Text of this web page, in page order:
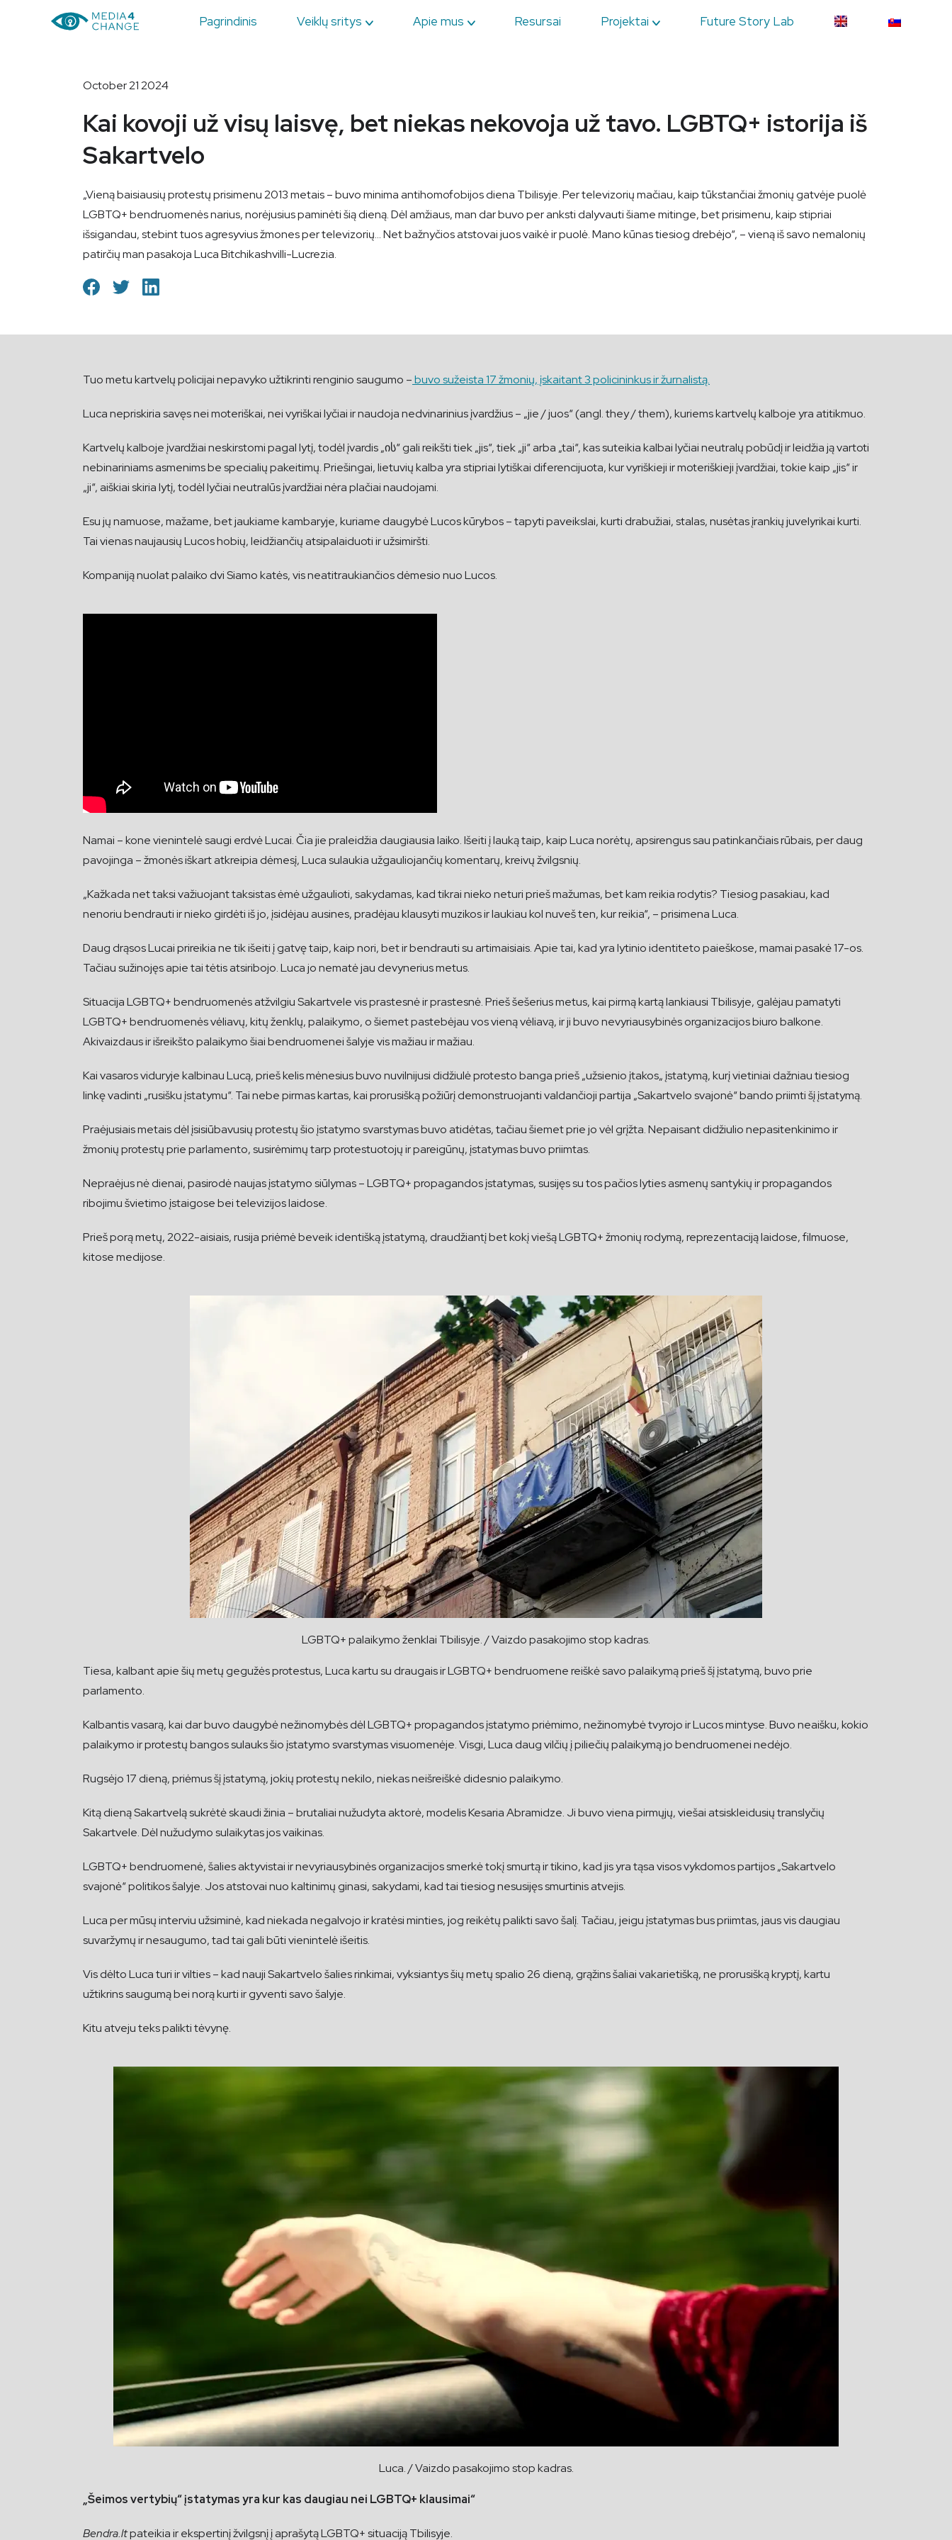
Pagrindinis Veiklų sritys Apie mus Resursai Projektai Future Story Lab
October 21 2024
Kai kovoji už visų laisvę, bet niekas nekovoja už tavo. LGBTQ+ istorija iš
Sakartvelo
„Vieną baisiausių protestų prisimenu 2013 metais – buvo minima antihomofobijos diena Tbilisyje. Per televizorių mačiau, kaip tūkstančiai žmonių gatvėje puolė
LGBTQ+ bendruomenės narius, norėjusius paminėti šią dieną. Dėl amžiaus, man dar buvo per anksti dalyvauti šiame mitinge, bet prisimenu, kaip stipriai
išsigandau, stebint tuos agresyvius žmones per televizorių... Net bažnyčios atstovai juos vaikė ir puolė. Mano kūnas tiesiog drebėjo“, – vieną iš savo nemalonių
patirčių man pasakoja Luca Bitchikashvilli-Lucrezia.
Tuo metu kartvelų policijai nepavyko užtikrinti renginio saugumo –buvo sužeista 17 žmonių, įskaitant 3 policininkus ir žurnalistą.
Luca nepriskiria savęs nei moteriškai, nei vyriškai lyčiai ir naudoja nedvinarinius įvardžius – „jie / juos“ (angl. they / them), kuriems kartvelų kalboje yra atitikmuo.
Kartvelų kalboje įvardžiai neskirstomi pagal lytį, todėl įvardis „ის“ gali reikšti tiek „jis“, tiek „ji“ arba „tai“, kas suteikia kalbai lyčiai neutralų pobūdį ir leidžia ją vartoti
nebinariniams asmenims be specialių pakeitimų. Priešingai, lietuvių kalba yra stipriai lytiškai diferencijuota, kur vyriškieji ir moteriškieji įvardžiai, tokie kaip „jis“ ir
„ji“, aiškiai skiria lytį, todėl lyčiai neutralūs įvardžiai nėra plačiai naudojami.
Esu jų namuose, mažame, bet jaukiame kambaryje, kuriame daugybė Lucos kūrybos – tapyti paveikslai, kurti drabužiai, stalas, nusėtas įrankių juvelyrikai kurti.
Tai vienas naujausių Lucos hobių, leidžiančių atsipalaiduoti ir užsimiršti.
Kompaniją nuolat palaiko dvi Siamo katės, vis neatitraukiančios dėmesio nuo Lucos.
Namai – kone vienintelė saugi erdvė Lucai. Čia jie praleidžia daugiausia laiko. Išeiti į lauką taip, kaip Luca norėtų, apsirengus sau patinkančiais rūbais, per daug
pavojinga – žmonės iškart atkreipia dėmesį, Luca sulaukia užgauliojančių komentarų, kreivų žvilgsnių.
„Kažkada net taksi važiuojant taksistas ėmė užgaulioti, sakydamas, kad tikrai nieko neturi prieš mažumas, bet kam reikia rodytis? Tiesiog pasakiau, kad
nenoriu bendrauti ir nieko girdėti iš jo, įsidėjau ausines, pradėjau klausyti muzikos ir laukiau kol nuveš ten, kur reikia“, – prisimena Luca.
Daug drąsos Lucai prireikia ne tik išeiti į gatvę taip, kaip nori, bet ir bendrauti su artimaisiais. Apie tai, kad yra lytinio identiteto paieškose, mamai pasakė 17-os.
Tačiau sužinojęs apie tai tėtis atsiribojo. Luca jo nematė jau devynerius metus.
Situacija LGBTQ+ bendruomenės atžvilgiu Sakartvele vis prastesnė ir prastesnė. Prieš šešerius metus, kai pirmą kartą lankiausi Tbilisyje, galėjau pamatyti
LGBTQ+ bendruomenės vėliavų, kitų ženklų, palaikymo, o šiemet pastebėjau vos vieną vėliavą, ir ji buvo nevyriausybinės organizacijos biuro balkone.
Akivaizdaus ir išreikšto palaikymo šiai bendruomenei šalyje vis mažiau ir mažiau.
Kai vasaros viduryje kalbinau Lucą, prieš kelis mėnesius buvo nuvilnijusi didžiulė protesto banga prieš „užsienio įtakos„ įstatymą, kurį vietiniai dažniau tiesiog
linkę vadinti „rusišku įstatymu“. Tai nebe pirmas kartas, kai prorusišką požiūrį demonstruojanti valdančioji partija „Sakartvelo svajonė“ bando priimti šį įstatymą.
Praėjusiais metais dėl įsisiūbavusių protestų šio įstatymo svarstymas buvo atidėtas, tačiau šiemet prie jo vėl grįžta. Nepaisant didžiulio nepasitenkinimo ir
žmonių protestų prie parlamento, susirėmimų tarp protestuotojų ir pareigūnų, įstatymas buvo priimtas.
Nepraėjus nė dienai, pasirodė naujas įstatymo siūlymas – LGBTQ+ propagandos įstatymas, susijęs su tos pačios lyties asmenų santykių ir propagandos
ribojimu švietimo įstaigose bei televizijos laidose.
Prieš porą metų, 2022-aisiais, rusija priėmė beveik identišką įstatymą, draudžiantį bet kokį viešą LGBTQ+ žmonių rodymą, reprezentaciją laidose, filmuose,
kitose medijose.
LGBTQ+ palaikymo ženklai Tbilisyje. / Vaizdo pasakojimo stop kadras.
Tiesa, kalbant apie šių metų gegužės protestus, Luca kartu su draugais ir LGBTQ+ bendruomene reiškė savo palaikymą prieš šį įstatymą, buvo prie
parlamento.
Kalbantis vasarą, kai dar buvo daugybė nežinomybės dėl LGBTQ+ propagandos įstatymo priėmimo, nežinomybė tvyrojo ir Lucos mintyse. Buvo neaišku, kokio
palaikymo ir protestų bangos sulauks šio įstatymo svarstymas visuomenėje. Visgi, Luca daug vilčių į piliečių palaikymą jo bendruomenei nedėjo.
Rugsėjo 17 dieną, priėmus šį įstatymą, jokių protestų nekilo, niekas neišreiškė didesnio palaikymo.
Kitą dieną Sakartvelą sukrėtė skaudi žinia – brutaliai nužudyta aktorė, modelis Kesaria Abramidze. Ji buvo viena pirmųjų, viešai atsiskleidusių translyčių
Sakartvele. Dėl nužudymo sulaikytas jos vaikinas.
LGBTQ+ bendruomenė, šalies aktyvistai ir nevyriausybinės organizacijos smerkė tokį smurtą ir tikino, kad jis yra tąsa visos vykdomos partijos „Sakartvelo
svajonė“ politikos šalyje. Jos atstovai nuo kaltinimų ginasi, sakydami, kad tai tiesiog nesusijęs smurtinis atvejis.
Luca per mūsų interviu užsiminė, kad niekada negalvojo ir kratėsi minties, jog reikėtų palikti savo šalį. Tačiau, jeigu įstatymas bus priimtas, jaus vis daugiau
suvaržymų ir nesaugumo, tad tai gali būti vienintelė išeitis.
Vis dėlto Luca turi ir vilties – kad nauji Sakartvelo šalies rinkimai, vyksiantys šių metų spalio 26 dieną, grąžins šaliai vakarietišką, ne prorusišką kryptį, kartu
užtikrins saugumą bei norą kurti ir gyventi savo šalyje.
Kitu atveju teks palikti tėvynę.
Luca. / Vaizdo pasakojimo stop kadras.
„Šeimos vertybių“ įstatymas yra kur kas daugiau nei LGBTQ+ klausimai“
Bendra.ltpateikia ir ekspertinį žvilgsnį į aprašytą LGBTQ+ situaciją Tbilisyje.